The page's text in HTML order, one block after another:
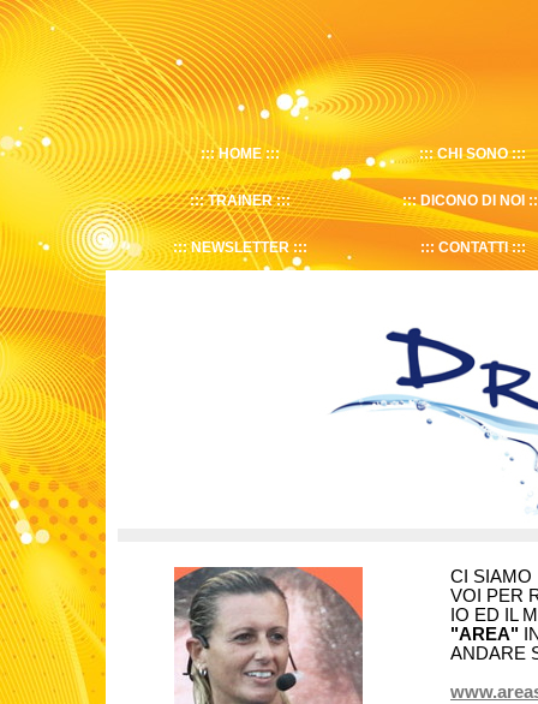
HOME CHI SONO
TRAINER DICONO DI NOI
NEWSLETTER CONTATTI
CI SIAMO
VOI PER
IO ED IL
"AREA"
ANDARE